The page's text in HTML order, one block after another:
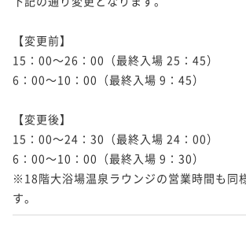
【変更前】
15：00～26：00（最終入場 25：45）
6：00～10：00（最終入場 9：45）
【変更後】
15：00～24：30（最終入場 24：00）
6：00～10：00（最終入場 9：30）
※18階大浴場温泉ラウンジの営業時間も同
す。